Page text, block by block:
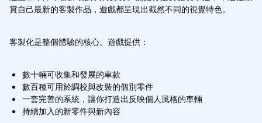
賞自己最新的客製作品，遊戲都呈現出截然不同的視覺特色。
客製化是整個體驗的核心。遊戲提供：
數十輛可收集和發展的車款
數百種可用於調校與改裝的個別零件
一套完善的系統，讓你打造出反映個人風格的車輛
持續加入的新零件與新內容